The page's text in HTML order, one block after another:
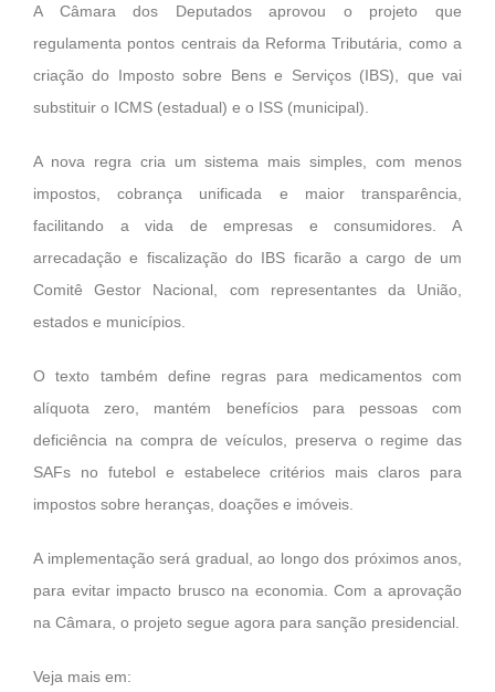
A Câmara dos Deputados aprovou o projeto que
regulamenta pontos centrais da Reforma Tributária, como a
criação do Imposto sobre Bens e Serviços (IBS), que vai
substituir o ICMS (estadual) e o ISS (municipal).
A nova regra cria um sistema mais simples, com menos
impostos, cobrança unificada e maior transparência,
facilitando a vida de empresas e consumidores. A
arrecadação e fiscalização do IBS ficarão a cargo de um
Comitê Gestor Nacional, com representantes da União,
estados e municípios.
O texto também define regras para medicamentos com
alíquota zero, mantém benefícios para pessoas com
deficiência na compra de veículos, preserva o regime das
SAFs no futebol e estabelece critérios mais claros para
impostos sobre heranças, doações e imóveis.
A implementação será gradual, ao longo dos próximos anos,
para evitar impacto brusco na economia. Com a aprovação
na Câmara, o projeto segue agora para sanção presidencial.
Veja mais em: